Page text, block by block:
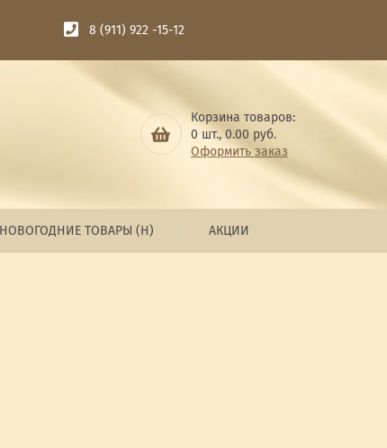
8 (911) 922 -15-12
Корзина товаров:
0 шт.,0.00 руб.
Оформить заказ
НОВОГОДНИЕ ТОВАРЫ (Н) АКЦИИ